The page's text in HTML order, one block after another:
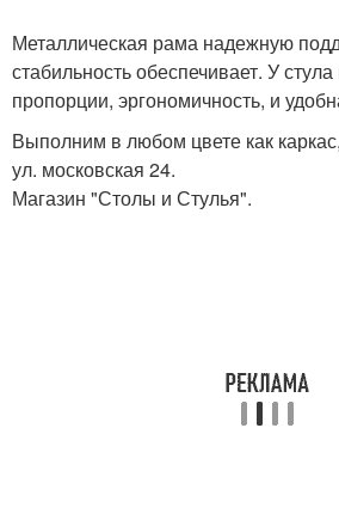
Металлическая рама надежную
стабильность обеспечивает. У
пропорции, эргономичность, и
Выполним в любом цвете как
ул. московская 24.
Магазин "Столы и Стулья".